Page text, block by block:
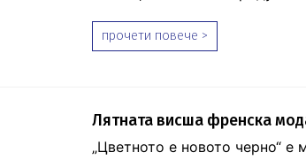
прочети повече >
Лятната висша френска
„Цветното е новото черно“ е